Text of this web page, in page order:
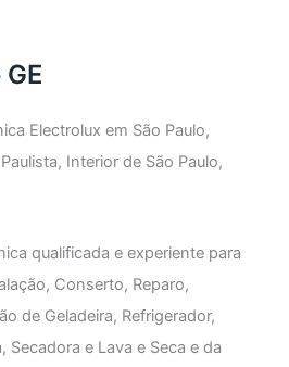
Electrolux em São Paulo,
Interior de São Paulo,
qualificada e experiente para
Conserto, Reparo,
de Geladeira, Refrigerador,
Secadora e Lava e Seca e da